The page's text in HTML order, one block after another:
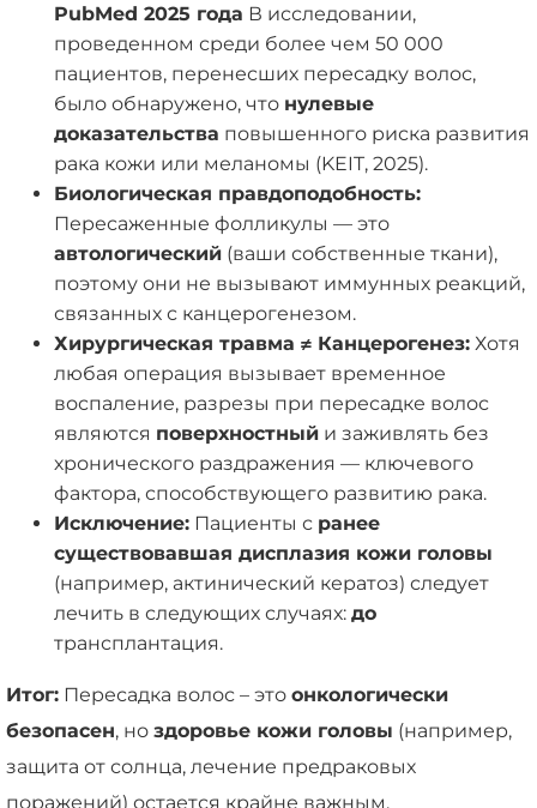
PubMed 2025 года В исследовании,
проведенном среди более чем 50 000
пациентов, перенесших пересадку волос,
было обнаружено, что нулевые
доказательства повышенного риска развития
рака кожи или меланомы (KEIT, 2025).
Биологическая правдоподобность:
Пересаженные фолликулы — это
автологический (ваши собственные ткани),
поэтому они не вызывают иммунных реакций,
связанных с канцерогенезом.
Хирургическая травма ≠ Канцерогенез: Хотя
любая операция вызывает временное
воспаление, разрезы при пересадке волос
являются поверхностный и заживлять без
хронического раздражения — ключевого
фактора, способствующего развитию рака.
Исключение: Пациенты с ранее
существовавшая дисплазия кожи головы
(например, актинический кератоз) следует
лечить в следующих случаях: до
трансплантация.
Итог: Пересадка волос – это онкологически
безопасен, но здоровье кожи головы (например,
защита от солнца, лечение предраковых
поражений) остается крайне важным.